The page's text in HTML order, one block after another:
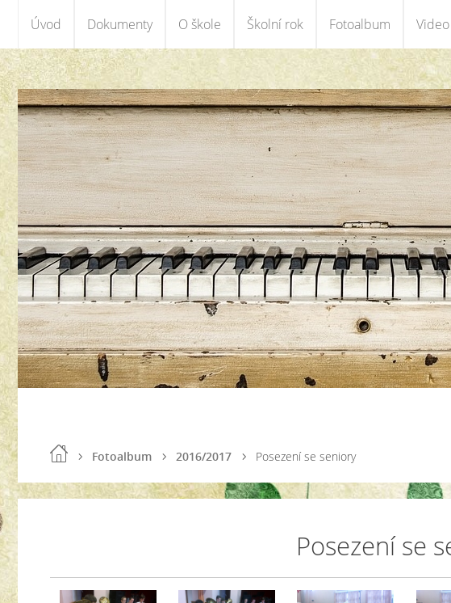
Úvod Dokumenty O škole Školní rok Fotoalbum Video
Fotoalbum 2016/2017 Posezení se seniory
Posezení se